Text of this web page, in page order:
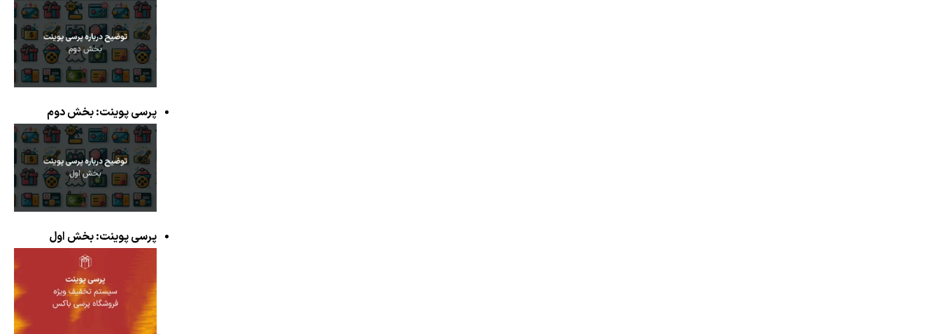
پرسی پوینت: بخش دوم
پرسی پوینت: بخش اول